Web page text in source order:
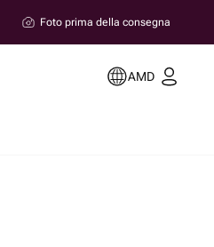
Foto prima della consegna
AMD